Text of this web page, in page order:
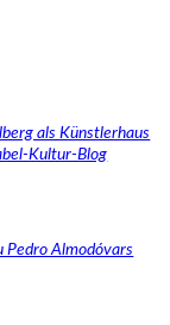
als Künstlerhaus
Kultur-Blog
Pedro Almodóvars